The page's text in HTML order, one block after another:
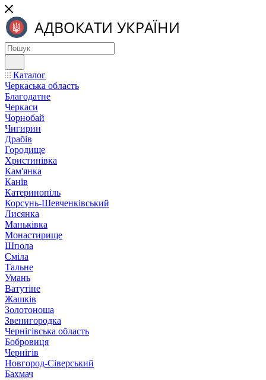
Каталог
Черкаська область
Благодатне
Черкаси
Чорнобай
Чигирин
Драбів
Городище
Христинівка
Кам'янка
Канів
Катеринопіль
Корсунь-Шевченківський
Лисянка
Маньківка
Монастирище
Шпола
Сміла
Тальне
Умань
Ватутіне
Жашків
Золотоноша
Звенигородка
Чернігівська область
Бобровиця
Чернігів
Новгород-Сіверський
Бахмач